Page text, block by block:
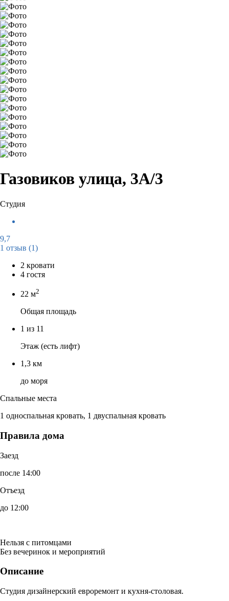
Газовиков улица, 3А/3
Студия
9,7
1 отзыв (1)
2 кровати
4 гостя
22 м2
Общая площадь
1 из 11
Этаж (есть лифт)
1,3 км
до моря
Спальные места
1 односпальная кровать, 1 двуспальная кровать
Правила дома
Заезд
после 14:00
Отъезд
до 12:00
Нельзя с питомцами
Без вечеринок и мероприятий
Описание
Студия дизайнерский евроремонт и кухня-столовая.